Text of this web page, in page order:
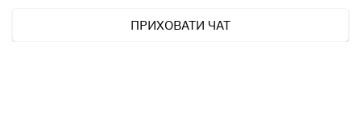
ПРИХОВАТИ ЧАТ